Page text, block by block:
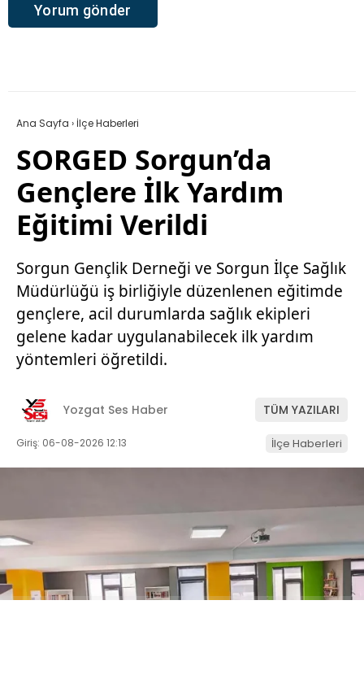
Ana Sayfa › İlçe Haberleri
SORGED Sorgun’da
Gençlere İlk Yardım
Eğitimi Verildi
Sorgun Gençlik Derneği ve Sorgun İlçe Sağlık
Müdürlüğü iş birliğiyle düzenlenen eğitimde
gençlere, acil durumlarda sağlık ekipleri
gelene kadar uygulanabilecek ilk yardım
yöntemleri öğretildi.
Yozgat Ses Haber TÜM YAZILARI
Giriş: 06-08-2026 12:13 İlçe Haberleri